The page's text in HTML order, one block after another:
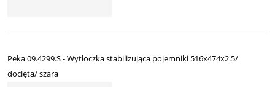
Peka 09.4299.S - Wytłoczka stabilizująca pojemniki 516x474x2.5/
docięta/ szara